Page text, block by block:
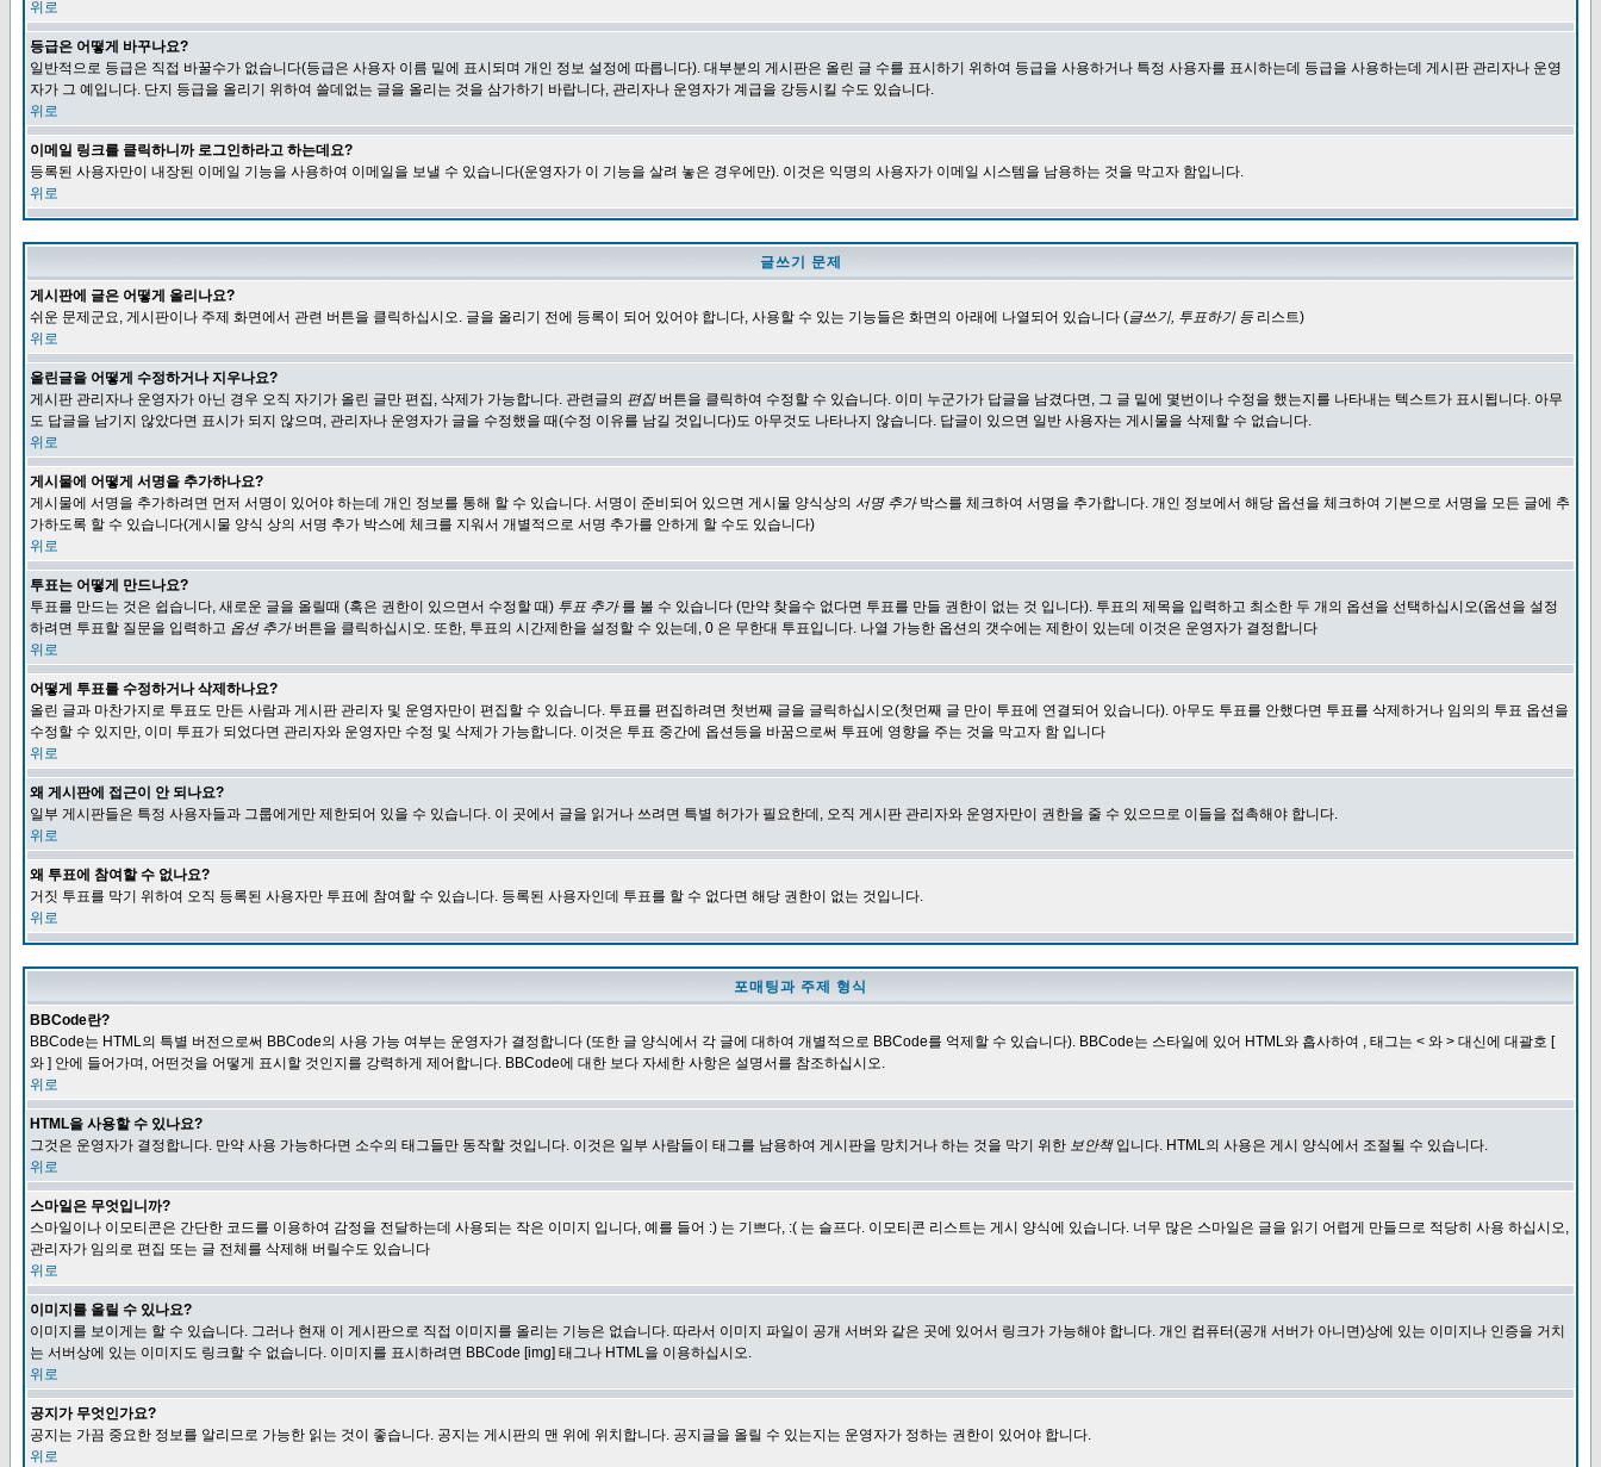
위로
등급은 어떻게 바꾸나요?
일반적으로 등급은 직접 바꿀수가 없습니다(등급은 사용자 이름 밑에 표시되며 개인 정보 설정에 따릅니다). 대부분의 게시판은 올린 글 수를 표시하기 위하여 등급을 사용하거나 특정 사용자를 표시하는데 등급을 사용하는데 게시판 관리자나 운영
자가 그 예입니다. 단지 등급을 올리기 위하여 쓸데없는 글을 올리는 것을 삼가하기 바랍니다, 관리자나 운영자가 계급을 강등시킬 수도 있습니다.
위로
이메일 링크를 클릭하니까 로그인하라고 하는데요?
등록된 사용자만이 내장된 이메일 기능을 사용하여 이메일을 보낼 수 있습니다(운영자가 이 기능을 살려 놓은 경우에만). 이것은 익명의 사용자가 이메일 시스템을 남용하는 것을 막고자 함입니다.
위로
글쓰기 문제
게시판에 글은 어떻게 올리나요?
쉬운 문제군요, 게시판이나 주제 화면에서 관련 버튼을 클릭하십시오. 글을 올리기 전에 등록이 되어 있어야 합니다, 사용할 수 있는 기능들은 화면의 아래에 나열되어 있습니다 (글쓰기, 투표하기 등 리스트)
위로
올린글을 어떻게 수정하거나 지우나요?
게시판 관리자나 운영자가 아닌 경우 오직 자기가 올린 글만 편집, 삭제가 가능합니다. 관련글의 편집버튼을 클릭하여 수정할 수 있습니다. 이미 누군가가 답글을 남겼다면, 그 글 밑에 몇번이나 수정을 했는지를 나타내는 텍스트가 표시됩니다. 아무
도 답글을 남기지 않았다면 표시가 되지 않으며, 관리자나 운영자가 글을 수정했을 때(수정 이유를 남길 것입니다)도 아무것도 나타나지 않습니다. 답글이 있으면 일반 사용자는 게시물을 삭제할 수 없습니다.
위로
게시물에 어떻게 서명을 추가하나요?
게시물에 서명을 추가하려면 먼저 서명이 있어야 하는데 개인 정보를 통해 할 수 있습니다. 서명이 준비되어 있으면 게시물 양식상의 서명 추가박스를 체크하여 서명을 추가합니다. 개인 정보에서 해당 옵션을 체크하여 기본으로 서명을 모든 글에 추
가하도록 할 수 있습니다(게시물 양식 상의 서명 추가 박스에 체크를 지워서 개별적으로 서명 추가를 안하게 할 수도 있습니다)
위로
투표는 어떻게 만드나요?
투표를 만드는 것은 쉽습니다, 새로운 글을 올릴때 (혹은 권한이 있으면서 수정할 때) 투표 추가를 볼 수 있습니다 (만약 찾을수 없다면 투표를 만들 권한이 없는 것 입니다). 투표의 제목을 입력하고 최소한 두 개의 옵션을 선택하십시오(옵션을 설정
하려면 투표할 질문을 입력하고 옵션 추가버튼을 클릭하십시오. 또한, 투표의 시간제한을 설정할 수 있는데, 0 은 무한대 투표입니다. 나열 가능한 옵션의 갯수에는 제한이 있는데 이것은 운영자가 결정합니다
위로
어떻게 투표를 수정하거나 삭제하나요?
올린 글과 마찬가지로 투표도 만든 사람과 게시판 관리자 및 운영자만이 편집할 수 있습니다. 투표를 편집하려면 첫번째 글을 글릭하십시오(첫먼째 글 만이 투표에 연결되어 있습니다). 아무도 투표를 안했다면 투표를 삭제하거나 임의의 투표 옵션을
수정할 수 있지만, 이미 투표가 되었다면 관리자와 운영자만 수정 및 삭제가 가능합니다. 이것은 투표 중간에 옵션등을 바꿈으로써 투표에 영향을 주는 것을 막고자 함 입니다
위로
왜 게시판에 접근이 안 되나요?
일부 게시판들은 특정 사용자들과 그룹에게만 제한되어 있을 수 있습니다. 이 곳에서 글을 읽거나 쓰려면 특별 허가가 필요한데, 오직 게시판 관리자와 운영자만이 권한을 줄 수 있으므로 이들을 접촉해야 합니다.
위로
왜 투표에 참여할 수 없나요?
거짓 투표를 막기 위하여 오직 등록된 사용자만 투표에 참여할 수 있습니다. 등록된 사용자인데 투표를 할 수 없다면 해당 권한이 없는 것입니다.
위로
포매팅과 주제 형식
BBCode란?
BBCode는 HTML의 특별 버전으로써 BBCode의 사용 가능 여부는 운영자가 결정합니다 (또한 글 양식에서 각 글에 대하여 개별적으로 BBCode를 억제할 수 있습니다). BBCode는 스타일에 있어 HTML와 흡사하여 , 태그는 < 와 > 대신에 대괄호 [
와 ] 안에 들어가며, 어떤것을 어떻게 표시할 것인지를 강력하게 제어합니다. BBCode에 대한 보다 자세한 사항은 설명서를 참조하십시오.
위로
HTML을 사용할 수 있나요?
그것은 운영자가 결정합니다. 만약 사용 가능하다면 소수의 태그들만 동작할 것입니다. 이것은 일부 사람들이 태그를 남용하여 게시판을 망치거나 하는 것을 막기 위한 보안책입니다. HTML의 사용은 게시 양식에서 조절될 수 있습니다.
위로
스마일은 무엇입니까?
스마일이나 이모티콘은 간단한 코드를 이용하여 감정을 전달하는데 사용되는 작은 이미지 입니다, 예를 들어 :) 는 기쁘다, :( 는 슬프다. 이모티콘 리스트는 게시 양식에 있습니다. 너무 많은 스마일은 글을 읽기 어렵게 만들므로 적당히 사용 하십시오,
관리자가 임의로 편집 또는 글 전체를 삭제해 버릴수도 있습니다
위로
이미지를 올릴 수 있나요?
이미지를 보이게는 할 수 있습니다. 그러나 현재 이 게시판으로 직접 이미지를 올리는 기능은 없습니다. 따라서 이미지 파일이 공개 서버와 같은 곳에 있어서 링크가 가능해야 합니다. 개인 컴퓨터(공개 서버가 아니면)상에 있는 이미지나 인증을 거치
는 서버상에 있는 이미지도 링크할 수 없습니다. 이미지를 표시하려면 BBCode [img] 태그나 HTML을 이용하십시오.
위로
공지가 무엇인가요?
공지는 가끔 중요한 정보를 알리므로 가능한 읽는 것이 좋습니다. 공지는 게시판의 맨 위에 위치합니다. 공지글을 올릴 수 있는지는 운영자가 정하는 권한이 있어야 합니다.
위로